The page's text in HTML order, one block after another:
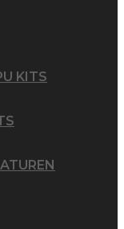
KITS